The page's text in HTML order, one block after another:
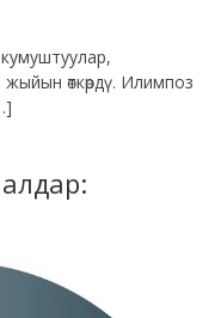
өткөрдү. Илимпоз